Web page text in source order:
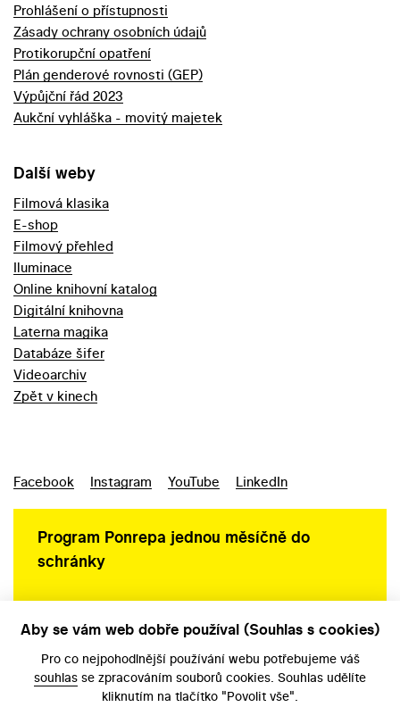
Prohlášení o přístupnosti
Zásady ochrany osobních údajů
Protikorupční opatření
Plán genderové rovnosti (GEP)
Výpůjční řád 2023
Aukční vyhláška - movitý majetek
Další weby
Filmová klasika
E-shop
Filmový přehled
Iluminace
Online knihovní katalog
Digitální knihovna
Laterna magika
Databáze šifer
Videoarchiv
Zpět v kinech
Facebook Instagram YouTube LinkedIn
Program Ponrepa jednou měsíčně do
schránky
Aby se vám web dobře používal (Souhlas s cookies)
Pro co nejpohodlnější používání webu potřebujeme váš
souhlas se zpracováním souborů cookies. Souhlas udělíte
kliknutím na tlačítko "Povolit vše".